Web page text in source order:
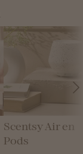
Scentsy Air en
Pods